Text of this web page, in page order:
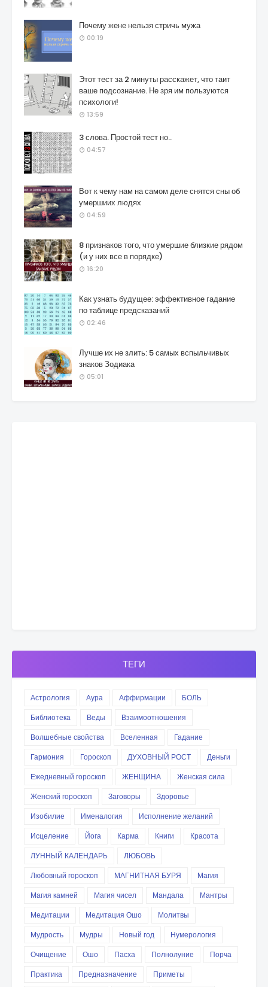
Почему жене нельзя стричь мужа
00:19
Этот тест за 2 минуты расскажет, что таит
ваше подсознание. Не зря им пользуются
психологи!
13:59
3 слова. Простой тест но..
04:57
Вот к чему нам на самом деле снятся сны об
умершиих людях
04:59
8 признаков того, что умершие близкие рядом
(и у них все в порядке)
16:20
Как узнать будущее: эффективное гадание
по таблице предсказаний
02:46
Лучше их не злить: 5 самых вспыльчивых
знаков Зодиака
05:01
ТЕГИ
Астрология Аура Аффирмации
БОЛЬ
Библиотека
Веды
Взаимоотношения
Волшебные свойства
Вселенная
Гадание
Гармония
Гороскоп ДУХОВНЫЙ РОСТ
Деньги
Ежедневный гороскоп
ЖЕНЩИНА
Женская сила
Женский гороскоп
Заговоры
Здоровье
Изобилие
Именалогия
Исполнение желаний
Исцеление
Йога Карма Книги
Красота
ЛУННЫЙ КАЛЕНДАРЬ
ЛЮБОВЬ
Любовный гороскоп
МАГНИТНАЯ БУРЯ
Магия
Магия камней
Магия чисел Мандала
Мантры
Медитации
Медитация Ошо
Молитвы
Мудрость
Мудры Новый год
Нумерология
Очищение
Ошо Пасха Полнолуние
Порча
Практика
Предназначение
Приметы